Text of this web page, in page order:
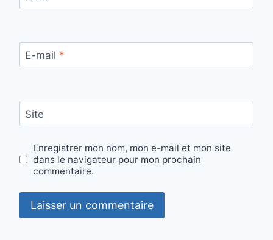
E-mail *
Site
Enregistrer mon nom, mon e-mail et mon site
dans le navigateur pour mon prochain
commentaire.